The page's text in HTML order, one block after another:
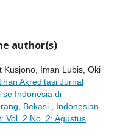
author(s)
Kusjono, Iman Lubis, Oki
Akreditasi Jurnal
se Indonesia di
Bekasi
Indonesian
Vol. 2 No. 2: Agustus